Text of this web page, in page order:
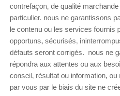
contrefaçon, de qualité
particulier. nous ne garantissons
le contenu ou les services fournis
opportuns, sécurisés,
défauts seront corrigés. nous ne
répondra aux attentes ou aux
conseil, résultat ou information,
par vous par le biais du site ne